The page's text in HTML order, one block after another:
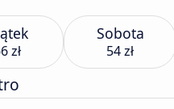
zł
Sobota
54 zł